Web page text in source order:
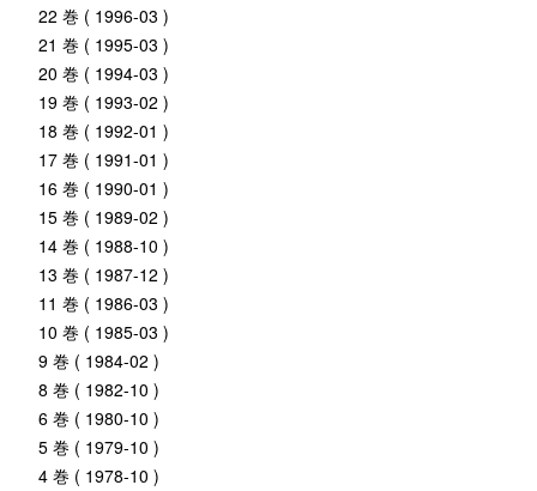
22 巻 ( 1996-03 )
21 巻 ( 1995-03 )
20 巻 ( 1994-03 )
19 巻 ( 1993-02 )
18 巻 ( 1992-01 )
17 巻 ( 1991-01 )
16 巻 ( 1990-01 )
15 巻 ( 1989-02 )
14 巻 ( 1988-10 )
13 巻 ( 1987-12 )
11 巻 ( 1986-03 )
10 巻 ( 1985-03 )
9 巻 ( 1984-02 )
8 巻 ( 1982-10 )
6 巻 ( 1980-10 )
5 巻 ( 1979-10 )
4 巻 ( 1978-10 )